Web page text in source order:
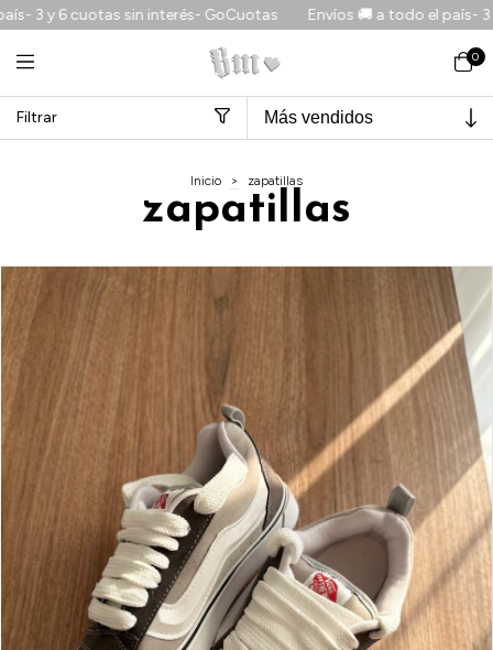
sin interés- GoCuotas Envíos 🚚 a todo el país- 3 y 6 cuotas sin
0
Filtrar
Inicio > zapatillas
zapatillas